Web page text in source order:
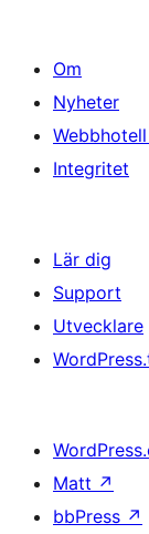
Om
Nyheter
Integritet
Lär dig
Support
Utvecklare
Matt ↗
bbPress ↗